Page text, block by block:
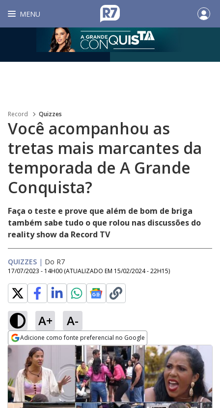
MENU
Record Quizzes
Você acompanhou as
tretas mais marcantes da
temporada de A Grande
Conquista?
Faça o teste e prove que além de bom de briga
também sabe tudo o que rolou nas discussões do
reality show da Record TV
QUIZZES | Do R7
17/07/2023 - 14H00 (ATUALIZADO EM 15/02/2024 - 22H15)
A+ A-
Adicione como fonte preferencial no Google
Opens in new window